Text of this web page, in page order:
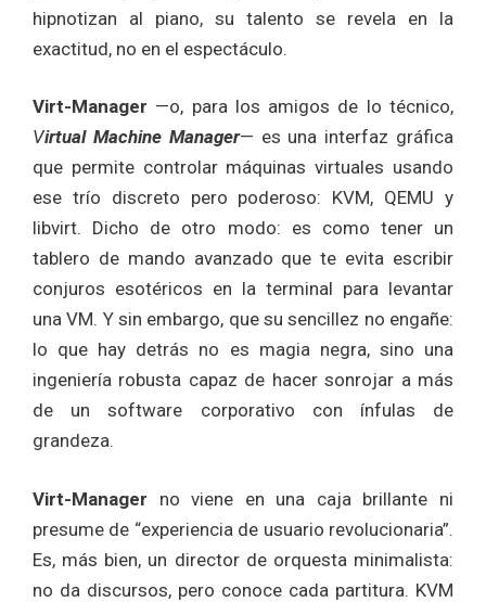
hipnotizan al piano, su talento se revela en la
exactitud, no en el espectáculo.
Virt-Manager —o, para los amigos de lo técnico,
Virtual Machine Manager— es una interfaz gráfica
que permite controlar máquinas virtuales usando
ese trío discreto pero poderoso: KVM, QEMU y
libvirt. Dicho de otro modo: es como tener un
tablero de mando avanzado que te evita escribir
conjuros esotéricos en la terminal para levantar
una VM. Y sin embargo, que su sencillez no engañe:
lo que hay detrás no es magia negra, sino una
ingeniería robusta capaz de hacer sonrojar a más
de un software corporativo con ínfulas de
grandeza.
Virt-Manager no viene en una caja brillante ni
presume de “experiencia de usuario revolucionaria”.
Es, más bien, un director de orquesta minimalista:
no da discursos, pero conoce cada partitura. KVM